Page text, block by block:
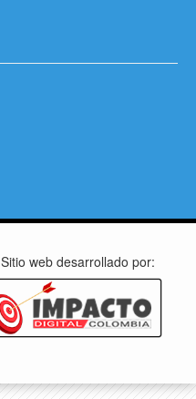
Sitio web desarrollado por: